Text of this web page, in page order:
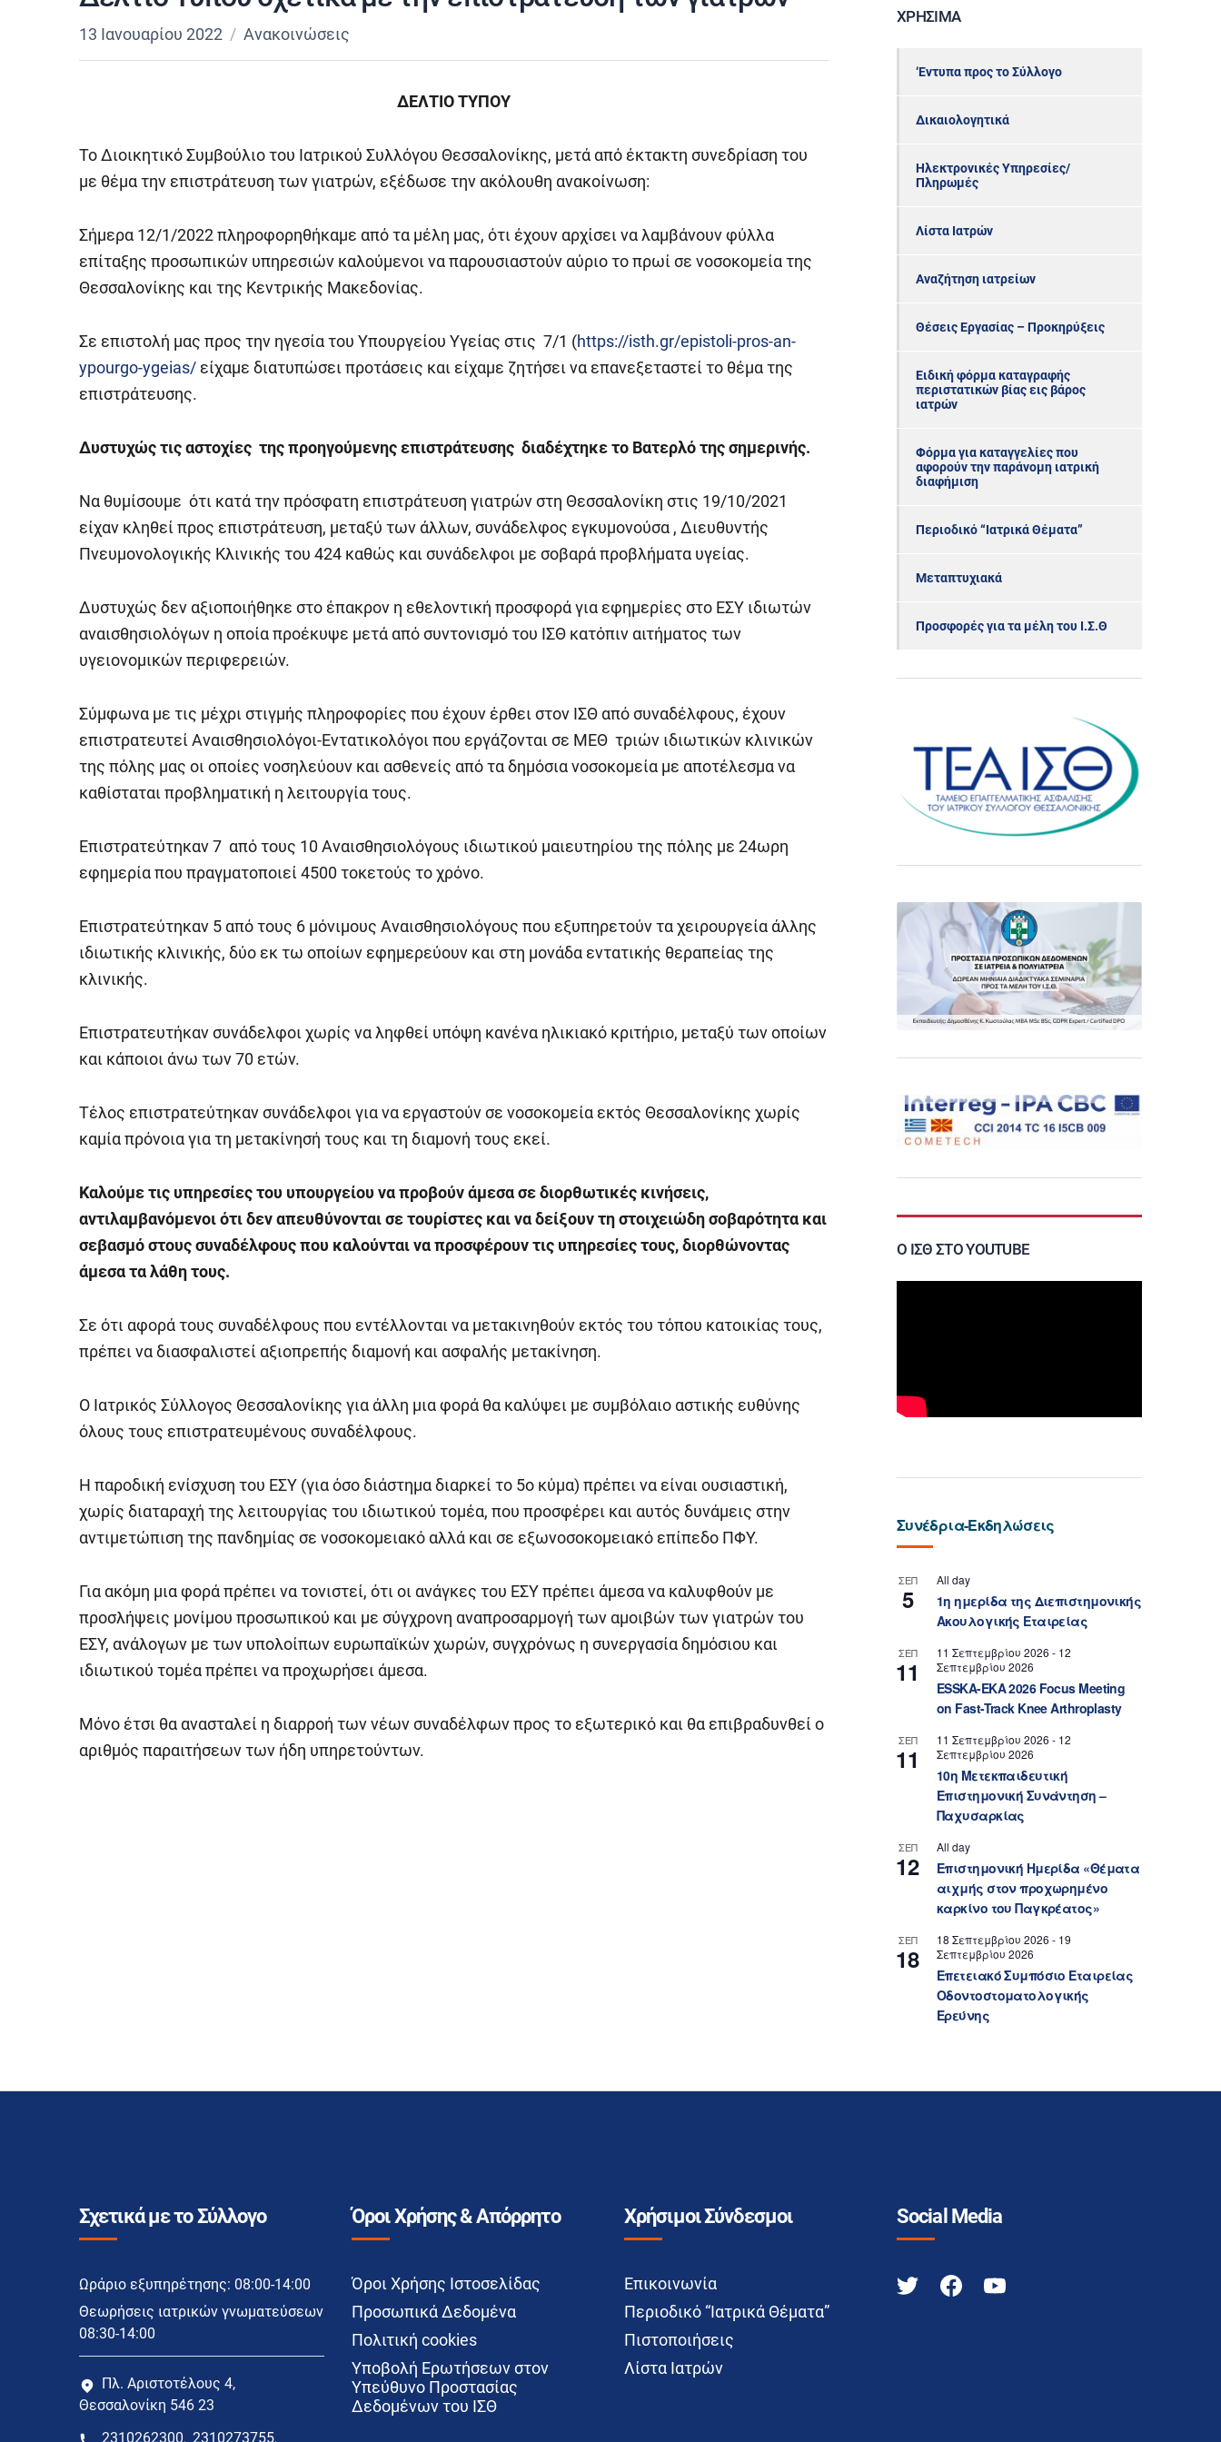
13 Ιανουαρίου 2022 Ανακοινώσεις
ΔΕΛΤΙΟ ΤΥΠΟΥ
Το Διοικητικό Συμβούλιο του Ιατρικού Συλλόγου Θεσσαλονίκης, μετά από έκτακτη συνεδρίαση του
με θέμα την επιστράτευση των γιατρών, εξέδωσε την ακόλουθη ανακοίνωση:
Σήμερα 12/1/2022 πληροφορηθήκαμε από τα μέλη μας, ότι έχουν αρχίσει να λαμβάνουν φύλλα
επίταξης προσωπικών υπηρεσιών καλούμενοι να παρουσιαστούν αύριο το πρωί σε νοσοκομεία της
Θεσσαλονίκης και της Κεντρικής Μακεδονίας.
Σε επιστολή μας προς την ηγεσία του Υπουργείου Υγείας στις 7/1 (https://isth.gr/epistoli-pros-an-
ypourgo-ygeias/ είχαμε διατυπώσει προτάσεις και είχαμε ζητήσει να επανεξεταστεί το θέμα της
επιστράτευσης.
Δυστυχώς τις αστοχίες της προηγούμενης επιστράτευσης διαδέχτηκε το Βατερλό της σημερινής.
Να θυμίσουμε ότι κατά την πρόσφατη επιστράτευση γιατρών στη Θεσσαλονίκη στις 19/10/2021
είχαν κληθεί προς επιστράτευση, μεταξύ των άλλων, συνάδελφος εγκυμονούσα , Διευθυντής
Πνευμονολογικής Κλινικής του 424 καθώς και συνάδελφοι με σοβαρά προβλήματα υγείας.
Δυστυχώς δεν αξιοποιήθηκε στο έπακρον η εθελοντική προσφορά για εφημερίες στο ΕΣΥ ιδιωτών
αναισθησιολόγων η οποία προέκυψε μετά από συντονισμό του ΙΣΘ κατόπιν αιτήματος των
υγειονομικών περιφερειών.
Σύμφωνα με τις μέχρι στιγμής πληροφορίες που έχουν έρθει στον ΙΣΘ από συναδέλφους, έχουν
επιστρατευτεί Αναισθησιολόγοι-Εντατικολόγοι που εργάζονται σε ΜΕΘ τριών ιδιωτικών κλινικών
της πόλης μας οι οποίες νοσηλεύουν και ασθενείς από τα δημόσια νοσοκομεία με αποτέλεσμα να
καθίσταται προβληματική η λειτουργία τους.
Επιστρατεύτηκαν 7 από τους 10 Αναισθησιολόγους ιδιωτικού μαιευτηρίου της πόλης με 24ωρη
εφημερία που πραγματοποιεί 4500 τοκετούς το χρόνο.
Επιστρατεύτηκαν 5 από τους 6 μόνιμους Αναισθησιολόγους που εξυπηρετούν τα χειρουργεία άλλης
ιδιωτικής κλινικής, δύο εκ τω οποίων εφημερεύουν και στη μονάδα εντατικής θεραπείας της
κλινικής.
Επιστρατευτήκαν συνάδελφοι χωρίς να ληφθεί υπόψη κανένα ηλικιακό κριτήριο, μεταξύ των οποίων
και κάποιοι άνω των 70 ετών.
Τέλος επιστρατεύτηκαν συνάδελφοι για να εργαστούν σε νοσοκομεία εκτός Θεσσαλονίκης χωρίς
καμία πρόνοια για τη μετακίνησή τους και τη διαμονή τους εκεί.
Καλούμε τις υπηρεσίες του υπουργείου να προβούν άμεσα σε διορθωτικές κινήσεις,
αντιλαμβανόμενοι ότι δεν απευθύνονται σε τουρίστες και να δείξουν τη στοιχειώδη σοβαρότητα και
σεβασμό στους συναδέλφους που καλούνται να προσφέρουν τις υπηρεσίες τους, διορθώνοντας
άμεσα τα λάθη τους.
Σε ότι αφορά τους συναδέλφους που εντέλλονται να μετακινηθούν εκτός του τόπου κατοικίας τους,
πρέπει να διασφαλιστεί αξιοπρεπής διαμονή και ασφαλής μετακίνηση.
Ο Ιατρικός Σύλλογος Θεσσαλονίκης για άλλη μια φορά θα καλύψει με συμβόλαιο αστικής ευθύνης
όλους τους επιστρατευμένους συναδέλφους.
Η παροδική ενίσχυση του ΕΣΥ (για όσο διάστημα διαρκεί το 5ο κύμα) πρέπει να είναι ουσιαστική,
χωρίς διαταραχή της λειτουργίας του ιδιωτικού τομέα, που προσφέρει και αυτός δυνάμεις στην
αντιμετώπιση της πανδημίας σε νοσοκομειακό αλλά και σε εξωνοσοκομειακό επίπεδο ΠΦΥ.
Για ακόμη μια φορά πρέπει να τονιστεί, ότι οι ανάγκες του ΕΣΥ πρέπει άμεσα να καλυφθούν με
προσλήψεις μονίμου προσωπικού και με σύγχρονη αναπροσαρμογή των αμοιβών των γιατρών του
ΕΣΥ, ανάλογων με των υπολοίπων ευρωπαϊκών χωρών, συγχρόνως η συνεργασία δημόσιου και
ιδιωτικού τομέα πρέπει να προχωρήσει άμεσα.
Μόνο έτσι θα ανασταλεί η διαρροή των νέων συναδέλφων προς το εξωτερικό και θα επιβραδυνθεί ο
αριθμός παραιτήσεων των ήδη υπηρετούντων.
ΧΡΉΣΙΜΑ
‘Εντυπα προς το Σύλλογο
Δικαιολογητικά
Ηλεκτρονικές Υπηρεσίες/
Πληρωμές
Λίστα Ιατρών
Αναζήτηση ιατρείων
Θέσεις Εργασίας – Προκηρύξεις
Ειδική φόρμα καταγραφής
περιστατικών βίας εις βάρος
ιατρών
Φόρμα για καταγγελίες που
αφορούν την παράνομη ιατρική
διαφήμιση
Περιοδικό “Ιατρικά Θέματα”
Μεταπτυχιακά
Προσφορές για τα μέλη του Ι.Σ.Θ
Ο ΙΣΘ ΣΤΟ YOUTUBE
Συνέδρια-Εκδηλώσεις
ΣΕΠ
5
All day
1η ημερίδα της Διεπιστημονικής
Ακουλογικής Εταιρείας
ΣΕΠ
11
11 Σεπτεμβρίου 2026 - 12
Σεπτεμβρίου 2026
ESSKA-EKA 2026 Focus Meeting
on Fast-Track Knee Arthroplasty
ΣΕΠ
11
11 Σεπτεμβρίου 2026 - 12
Σεπτεμβρίου 2026
10η Μετεκπαιδευτική
Επιστημονική Συνάντηση –
Παχυσαρκίας
ΣΕΠ
12
All day
Επιστημονική Ημερίδα «Θέματα
αιχμής στον προχωρημένο
καρκίνο του Παγκρέατος»
ΣΕΠ
18
18 Σεπτεμβρίου 2026 - 19
Σεπτεμβρίου 2026
Επετειακό Συμπόσιο Εταιρείας
Οδοντοστοματολογικής
Ερεύνης
Σχετικά με το Σύλλογο
Ωράριο εξυπηρέτησης: 08:00-14:00
Θεωρήσεις ιατρικών γνωματεύσεων
08:30-14:00
Πλ. Αριστοτέλους 4,
Θεσσαλονίκη 546 23
2310262300, 2310273755,
Όροι Χρήσης & Απόρρητο
Όροι Χρήσης Ιστοσελίδας
Προσωπικά Δεδομένα
Πολιτική cookies
Υποβολή Ερωτήσεων στον
Υπεύθυνο Προστασίας
Δεδομένων του ΙΣΘ
Χρήσιμοι Σύνδεσμοι
Επικοινωνία
Περιοδικό “Ιατρικά Θέματα”
Πιστοποιήσεις
Λίστα Ιατρών
Social Media